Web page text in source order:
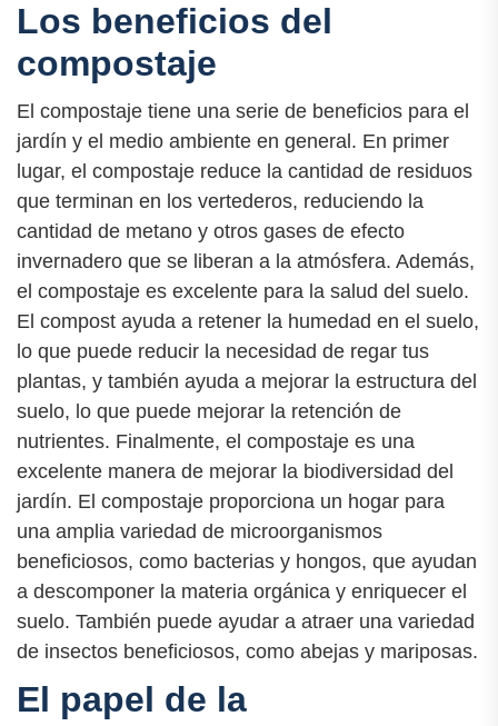
Los beneficios del
compostaje
El compostaje tiene una serie de beneficios para el
jardín y el medio ambiente en general. En primer
lugar, el compostaje reduce la cantidad de residuos
que terminan en los vertederos, reduciendo la
cantidad de metano y otros gases de efecto
invernadero que se liberan a la atmósfera. Además,
el compostaje es excelente para la salud del suelo.
El compost ayuda a retener la humedad en el suelo,
lo que puede reducir la necesidad de regar tus
plantas, y también ayuda a mejorar la estructura del
suelo, lo que puede mejorar la retención de
nutrientes. Finalmente, el compostaje es una
excelente manera de mejorar la biodiversidad del
jardín. El compostaje proporciona un hogar para
una amplia variedad de microorganismos
beneficiosos, como bacterias y hongos, que ayudan
a descomponer la materia orgánica y enriquecer el
suelo. También puede ayudar a atraer una variedad
de insectos beneficiosos, como abejas y mariposas.
El papel de la